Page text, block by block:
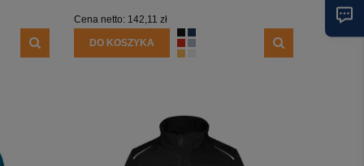
Cena netto: 142,11 zł
DO KOSZYKA